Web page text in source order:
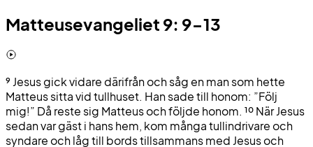
Matteusevangeliet 9: 9-13
⁹Jesus gick vidare därifrån och såg en man som hette
Matteus sitta vid tullhuset. Han sade till honom: ”Följ
mig!” Då reste sig Matteus och följde honom. ¹⁰När Jesus
sedan var gäst i hans hem, kom många tullindrivare och
syndare och låg till bords tillsammans med Jesus och